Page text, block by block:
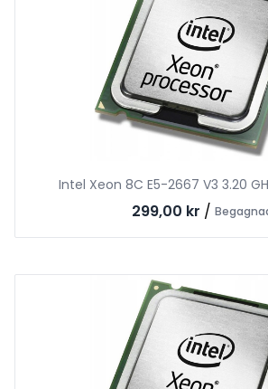
Intel Xeon 8C E5-2667 V3 3.20
299,00 kr /